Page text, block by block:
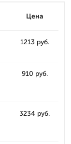
Цена
1213 руб.
910 руб.
3234 руб.